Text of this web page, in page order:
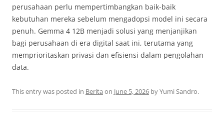
perusahaan perlu mempertimbangkan baik-baik
kebutuhan mereka sebelum mengadopsi model ini secara
penuh. Gemma 4 12B menjadi solusi yang menjanjikan
bagi perusahaan di era digital saat ini, terutama yang
memprioritaskan privasi dan efisiensi dalam pengolahan
data.
This entry was posted in Berita on June 5, 2026 byYumi Sandro.